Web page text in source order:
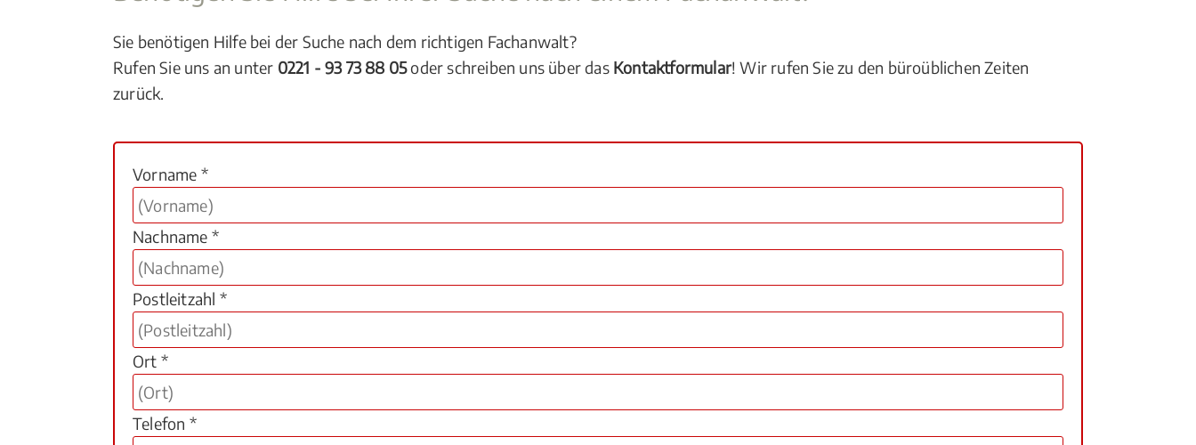
Sie benötigen Hilfe bei der Suche nach dem richtigen Fachanwalt?
Rufen Sie uns an unter 0221 - 93 73 88 05oder schreiben uns über das Kontaktformular! Wir rufen Sie zu den büroüblichen Zeiten
zurück.
Vorname *
Nachname *
Postleitzahl *
Ort *
Telefon *